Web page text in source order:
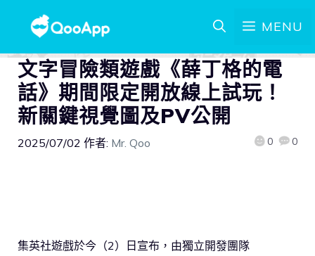
MENU
文字冒險類遊戲《薛丁格的電
話》期間限定開放線上試玩！
新關鍵視覺圖及PV公開
2025/07/02 作者: Mr. Qoo 0 0
集英社遊戲於今（2）日宣布，由獨立開發團隊